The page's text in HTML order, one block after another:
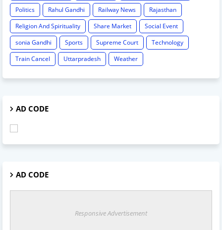
Politics
Rahul Gandhi Railway News
Rajasthan
Religion And Spirituality
Share Market
Social Event
sonia Gandhi
Sports Supreme Court
Technology
Train Cancel
Uttarpradesh Weather
AD CODE
AD CODE
Responsive Advertisement